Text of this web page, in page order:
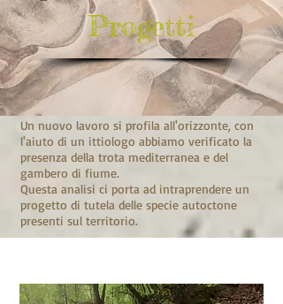
Progetti
Un nuovo lavoro si profila all'orizzonte, con
l'aiuto di un ittiologo abbiamo verificato la
presenza della trota mediterranea e del
gambero di fiume.
Questa analisi ci porta ad intraprendere un
progetto di tutela delle specie autoctone
presenti sul territorio.